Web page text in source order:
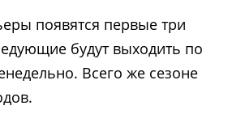
появятся первые три
будут выходить по
Всего же сезоне